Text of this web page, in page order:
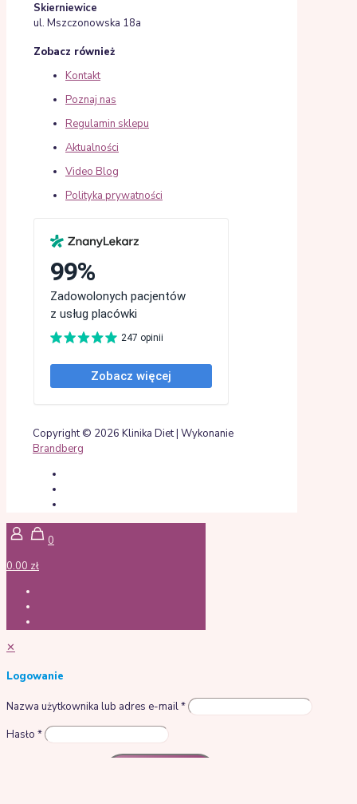
Skierniewice
ul. Mszczonowska 18a
Zobacz również
Kontakt
Poznaj nas
Regulamin sklepu
Aktualności
Video Blog
Polityka prywatności
Copyright © 2026 Klinika Diet | Wykonanie
Brandberg
0
0.00 zł
✕
Logowanie
Nazwa użytkownika lub adres e-mail*
Hasło *